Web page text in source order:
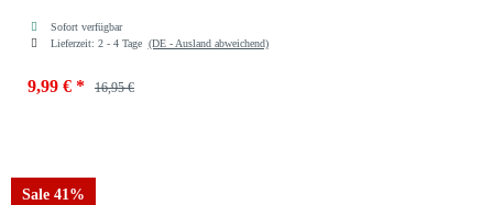
Sofort verfügbar
Lieferzeit: 2 - 4 Tage (DE - Ausland abweichend)
9,99 € * 16,95 €
Sale 41%